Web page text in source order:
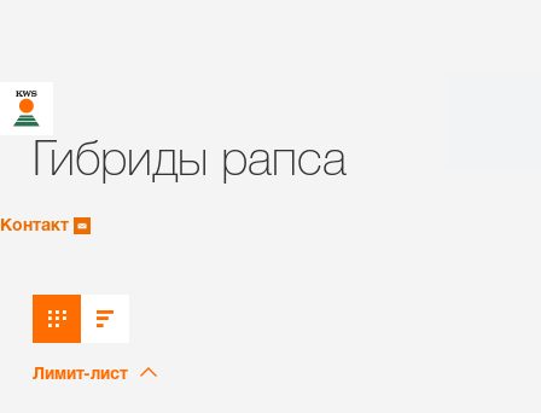
Гибриды рапса
Контакт
Лимит-лист